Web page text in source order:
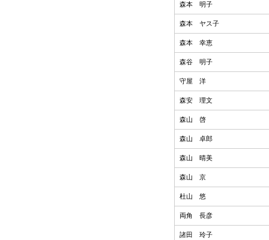
森本 明子
森本 ヤス子
森本 幸恵
森谷 明子
守屋 洋
森安 理文
森山 啓
森山 卓郎
森山 晴美
森山 京
杜山 悠
両角 長彦
諸田 玲子